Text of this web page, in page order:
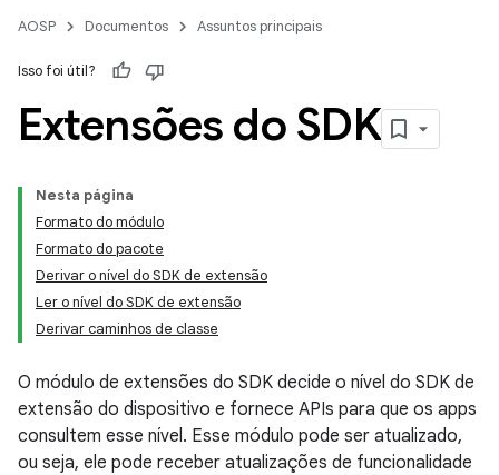
AOSP Documentos Assuntos principais
Isso foi útil?
Extensões do SDK
Nesta página
Formato do módulo
Formato do pacote
Derivar o nível do SDK de extensão
Ler o nível do SDK de extensão
Derivar caminhos de classe
O módulo de extensões do SDK decide o nível do SDK de
extensão do dispositivo e fornece APIs para que os apps
consultem esse nível. Esse módulo pode ser atualizado,
ou seja, ele pode receber atualizações de funcionalidade